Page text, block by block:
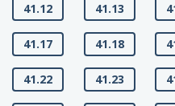
41.12 41.13
41.17 41.18
41.22 41.23